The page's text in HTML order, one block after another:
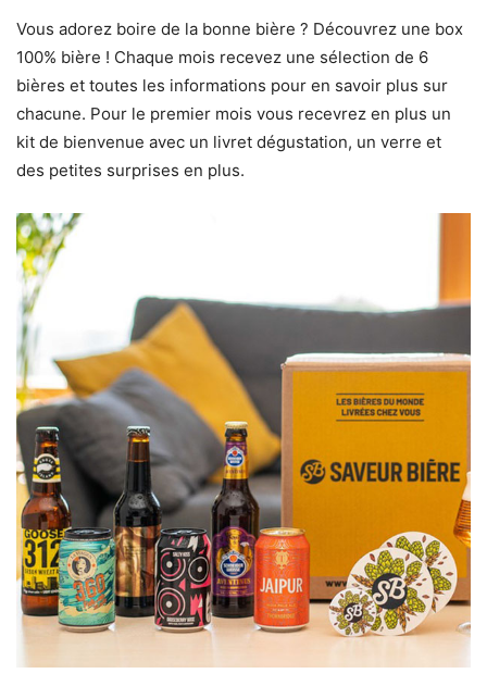
Vous adorez boire de la bonne bière ? Découvrez une box
100% bière ! Chaque mois recevez une sélection de 6
bières et toutes les informations pour en savoir plus sur
chacune. Pour le premier mois vous recevrez en plus un
kit de bienvenue avec un livret dégustation, un verre et
des petites surprises en plus.